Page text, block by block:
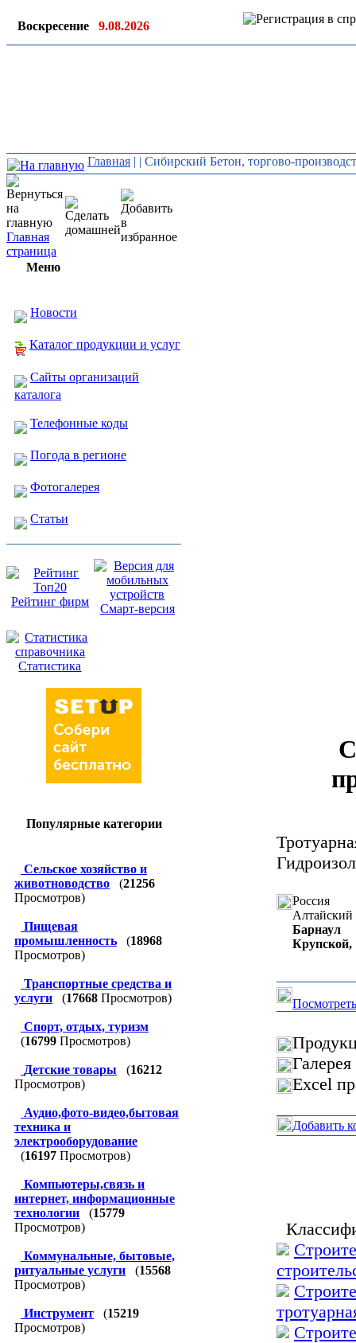
Воскресение 9.08.2026
Главная | | Сибирский Бетон, торгово-
Главная
страница
Меню
Новости
Каталог продукции и услуг
Сайты организаций
каталога
Телефонные коды
Погода в регионе
Фотогалерея
Статьи
Рейтинг фирм
Смарт-версия
Статистика
Популярные категории
Сельское хозяйство и
животноводство
(21256
Просмотров)
Пищевая
промышленность
(18968
Просмотров)
Транспортные средства и
услуги
(17668 Просмотров)
Спорт, отдых, туризм
(16799 Просмотров)
Детские товары (16212
Просмотров)
Аудио,фото-видео,бытовая
техника и
электрооборудование
(16197 Просмотров)
Компьютеры,связь и
интернет, информационные
технологии
(15779
Просмотров)
Коммунальные, бытовые,
ритуальные услуги
(15568
Просмотров)
Инструмент (15219
Просмотров)
Россия
Алтайский
Барнаул
Крупской,
Excel
Добавить